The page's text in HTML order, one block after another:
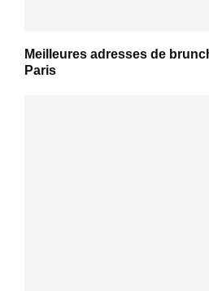
Meilleures adresses de
Paris